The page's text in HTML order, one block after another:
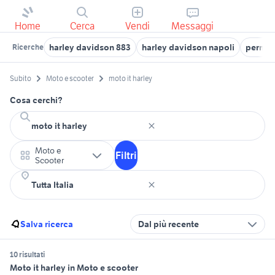
Home Cerca Vendi Messaggi
Ricerche harley davidson 883 harley davidson napoli
Subito Moto e scooter moto it harley
Cosa cerchi?
Moto e
Scooter
Filtri
Salva ricerca Dal più recente
10 risultati
Moto it harley in Moto e scooter